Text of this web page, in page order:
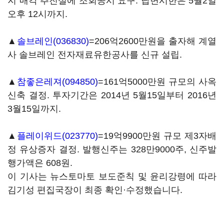
오후 12시까지.
▲ 솔브레인(036830)=206억2600만원을 출자해 계열
사 솔브레인 전자재료유한공사를 신규 설립.
▲ 참좋은레져(094850)=161억5000만원 규모의 사옥
신축 결정. 투자기간은 2014년 5월15일부터 2016년
3월15일까지.
▲ 플레이위드(023770)=19억9900만원 규모 제3자배
정 유상증자 결정. 발행신주는 328만9000주, 신주발
행가액은 608원.
이 기사는 뉴스토마토 보도준칙 및 윤리강령에 따라
김기성 편집국장이 최종 확인·수정했습니다.